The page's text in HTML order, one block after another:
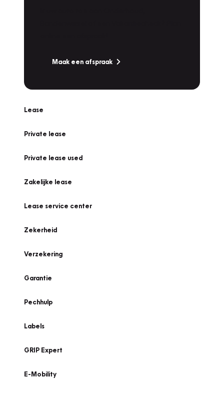
Maak een afspraak
Lease
Private lease
Private lease used
Zakelijke lease
Lease service center
Zekerheid
Verzekering
Garantie
Pechhulp
Labels
GRIP Expert
E-Mobility